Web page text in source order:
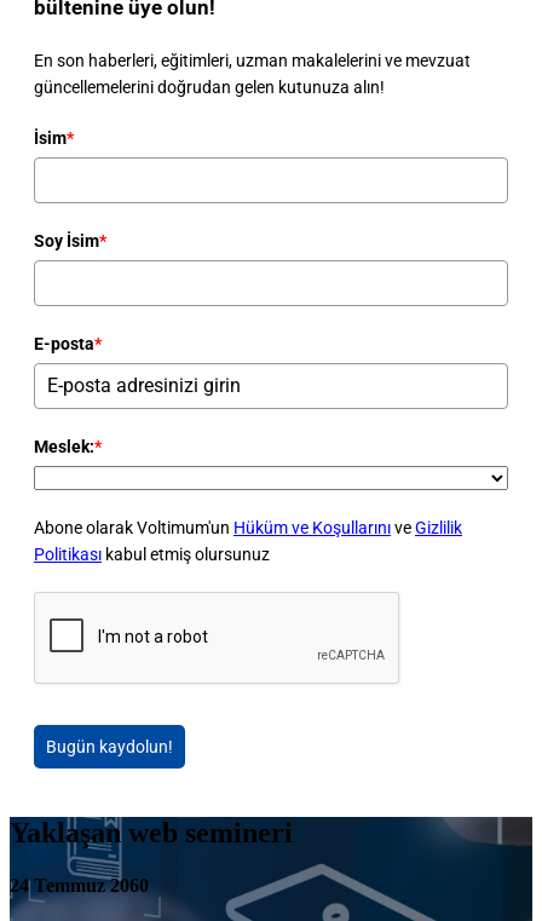
bültenine üye olun!
En son haberleri, eğitimleri, uzman makalelerini ve mevzuat
güncellemelerini doğrudan gelen kutunuza alın!
İsim*
Soy İsim*
E-posta*
Meslek:*
Abone olarak Voltimum'un Hüküm ve KoşullarınıveGizlilik
Politikası kabul etmiş olursunuz
Bugün kaydolun!
Yaklaşan web semineri
24 Temmuz 2060